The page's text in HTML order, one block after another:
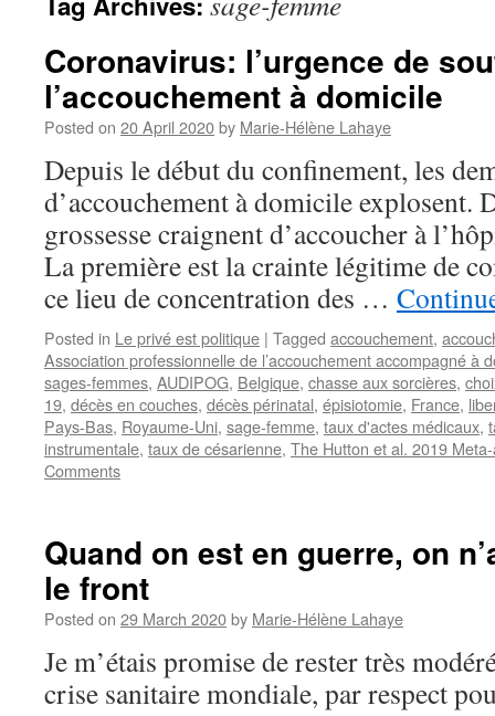
Coronavirus: l’urgence de
l’accouchement à domicile
Posted on 20 April 2020by Marie-Hélène Lahaye
Depuis le début du confinement, les
d’accouchement à domicile explosent.
grossesse craignent d’accoucher à
La première est la crainte légitime de
ce lieu de concentration des …
Posted in Le privé est politique | Tagged accouchement,
Association professionnelle de l’accouchement accompagné à
sages-femmes, AUDIPOG, Belgique, chasse aux sorcières,
19, décès en couches, décès périnatal, épisiotomie, France,
Pays-Bas, Royaume-Uni, sage-femme, taux d'actes médicaux,
instrumentale, taux de césarienne, The Hutton et al. 2019
Comments
Quand on est en guerre, on
le front
Posted on 29 March 2020by Marie-Hélène Lahaye
Je m’étais promise de rester très
crise sanitaire mondiale, par respect